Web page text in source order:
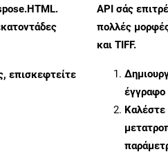
επισκεφτείτε
API σάς
πολλές
και TIFF.
έγγραφο
Καλέστε